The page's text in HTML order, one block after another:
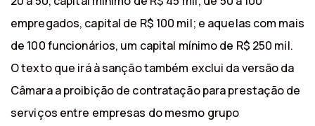
empregados, capital de R$ 100 mil; e aquelas com mais
de 100 funcionários, um capital mínimo de R$ 250 mil.
O texto que irá à sanção também exclui da versão da
Câmara a proibição de contratação para prestação de
serviços entre empresas do mesmo grupo